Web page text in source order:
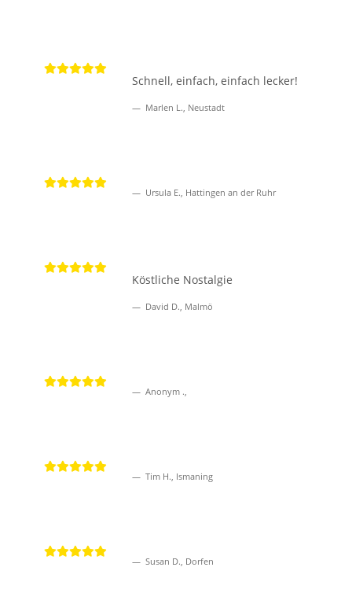
Schnell, einfach, einfach lecker!
Marlen L., Neustadt
Ursula E., Hattingen an der Ruhr
Köstliche Nostalgie
David D., Malmö
Anonym .,
Tim H., Ismaning
Susan D., Dorfen